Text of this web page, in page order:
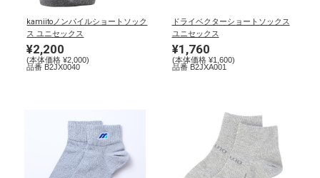
健康／エクササイズ
メディカル
kamiitoノンパイルショートソック
ス ユニセックス
¥2,200
(本体価格 ¥2,000)
品番 B2JX0040
ドライベクターショートソックス
ユニセックス
¥1,760
(本体価格 ¥1,600)
品番 B2JXA001